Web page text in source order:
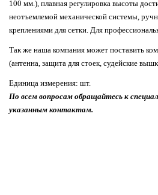
100 мм.), плавная регулировка высоты
неотъемлемой механической системы,
креплениями для сетки. Для
Так же наша компания может поставить
(антенна, защита для стоек, судейские
Единица измерения: шт.
По всем вопросам обращайтесь к
указанным контактам.